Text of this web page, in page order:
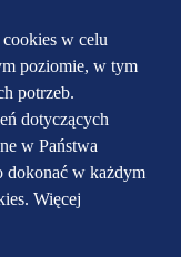
w celu
poziomie, w tym
potrzeb.
dotyczących
w Państwa
dokonać w każdym
Więcej